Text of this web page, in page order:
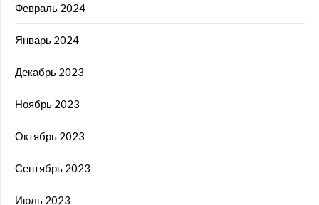
Февраль 2024
Январь 2024
Декабрь 2023
Ноябрь 2023
Октябрь 2023
Сентябрь 2023
Июль 2023